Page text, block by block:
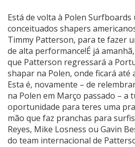
Está de volta à Polen Surfboards
conceituados shapers
Timmy Patterson, para te fazer
de alta performance!É já
que Patterson regressará a
shapar na Polen, onde ficará até
Esta é, novamente – de
na Polen em Março passado – a
oportunidade para teres uma
mão que faz pranchas para
Reyes, Mike Losness ou Gavin
do team internacional de